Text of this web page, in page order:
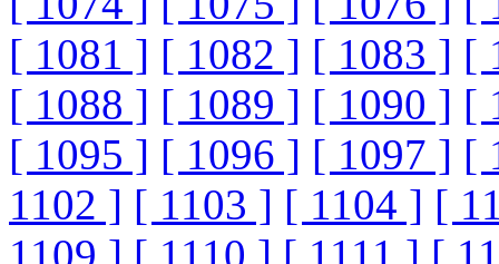
[ 1081 ] [ 1082 ] [ 1083 ] [
[ 1088 ] [ 1089 ] [ 1090 ] [
[ 1095 ] [ 1096 ] [ 1097 ] [
1102 ] [ 1103 ] [ 1104 ] [